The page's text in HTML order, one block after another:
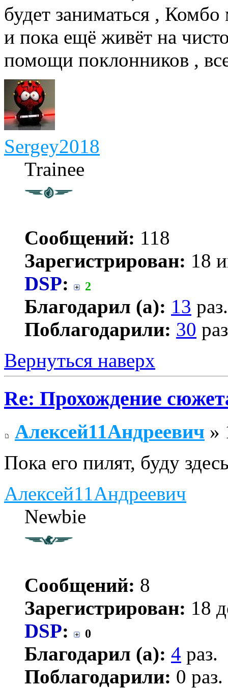
будет заниматься ,
и пока ещё живёт на
помощи поклонников ,
Sergey2018
Trainee
Сообщений: 118
Зарегистрирован: 18
DSP: 2
Благодарил (а): 13 раз.
Поблагодарили: 30
Вернуться наверх
Re: Прохождение
Алексей11Андреевич »
Пока его пилят, буду
Алексей11Андреевич
Newbie
Сообщений: 8
Зарегистрирован: 18
DSP: 0
Благодарил (а): 4 раз.
Поблагодарили: 0 раз.